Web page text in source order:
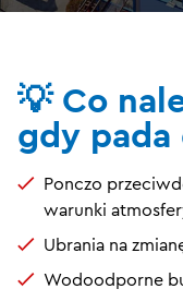
💡 Co
gdy
Ponczo
warunki
Ubrania na
Wodoodporne